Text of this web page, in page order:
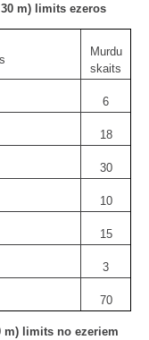
m) limits ezeros
Murdu
skaits
6
18
30
10
15
3
70
m) limits no ezeriem